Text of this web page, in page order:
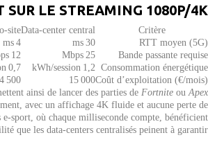
SUR LE STREAMING 1080P/4K
Critère
Data‑center central
RTT moyen (5G)
30 ms
4 ms
Bande passante requise
25 Mbps
12 Mbps
Consommation énergétique
1,2 kWh/session
0,7 kWh/session
Coût d’exploitation (€/mois)
15 000
4 500
ainsi de lancer des parties de Fortnite ouApex
avec un affichage 4K fluide et aucune perte de
où chaque milliseconde compte, bénéficient
que les data‑centers centralisés peinent à garantir.